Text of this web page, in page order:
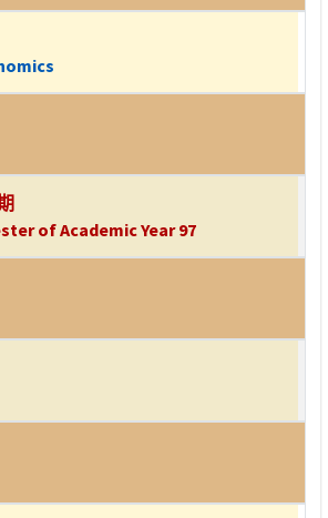
of Academic Year 97